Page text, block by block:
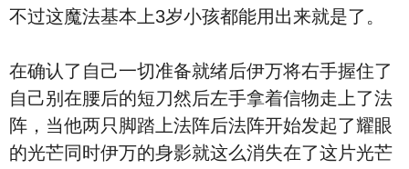
不过这魔法基本上3岁小孩都能用出来就是了。
在确认了自己一切准备就绪后伊万将右手握住了
自己别在腰后的短刀然后左手拿着信物走上了法
阵，当他两只脚踏上法阵后法阵开始发起了耀眼
的光芒同时伊万的身影就这么消失在了这片光芒